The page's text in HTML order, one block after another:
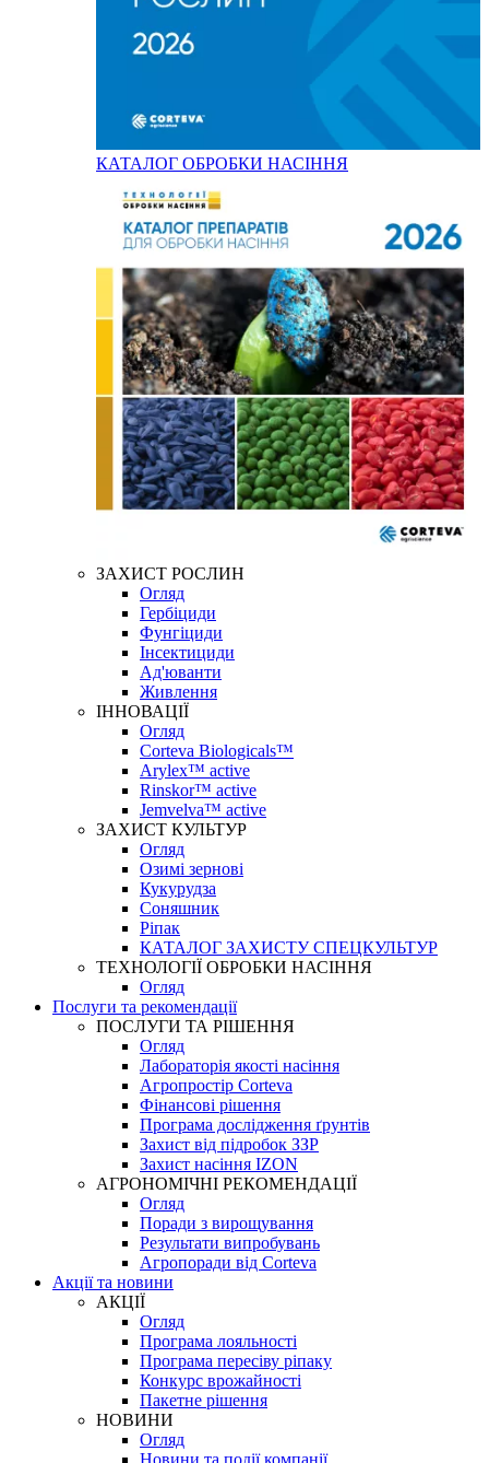
КАТАЛОГ ОБРОБКИ НАСІННЯ
ЗАХИСТ РОСЛИН
Огляд
Гербіциди
Фунгіциди
Інсектициди
Ад'юванти
Живлення
ІННОВАЦІЇ
Огляд
Corteva Biologicals™
Arylex™ active
Rinskor™ active
Jemvelva™ active
ЗАХИСТ КУЛЬТУР
Огляд
Озимі зернові
Кукурудза
Соняшник
Ріпак
КАТАЛОГ ЗАХИСТУ СПЕЦКУЛЬТУР
ТЕХНОЛОГІЇ ОБРОБКИ НАСІННЯ
Огляд
Послуги та рекомендації
ПОСЛУГИ ТА РІШЕННЯ
Огляд
Лабораторія якості насіння
Агропростір Corteva
Фінансові рішення
Програма дослідження ґрунтів
Захист від підробок ЗЗР
Захист насіння IZON
АГРОНОМІЧНІ РЕКОМЕНДАЦІЇ
Огляд
Поради з вирощування
Результати випробувань
Агропоради від Corteva
Акції та новини
АКЦІЇ
Огляд
Програма лояльності
Програма пересіву ріпаку
Конкурс врожайності
Пакетне рішення
НОВИНИ
Огляд
Новини та події компанії